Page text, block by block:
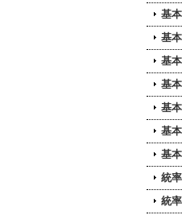
基
基
基
基
基
基
基
統
統